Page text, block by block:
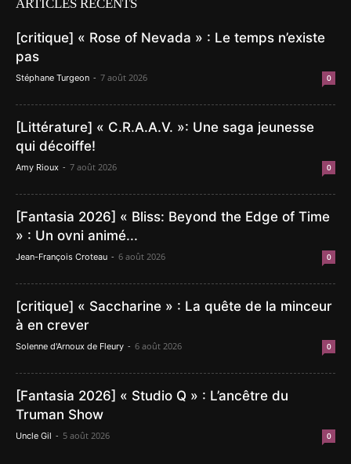
ARTICLES RÉCENTS
[critique] « Rose of Nevada » : Le temps n’existe
pas
Stéphane Turgeon - 7 août 2026 0
[Littérature] « C.R.A.A.V. »: Une saga jeunesse
qui décoiffe!
Amy Rioux - 7 août 2026 0
[Fantasia 2026] « Bliss: Beyond the Edge of Time
» : Un ovni animé...
Jean-François Croteau - 6 août 2026 0
[critique] « Saccharine » : La quête de la minceur
à en crever
Solenne d'Arnoux de Fleury - 6 août 2026 0
[Fantasia 2026] « Studio Q » : L’ancêtre du
Truman Show
Uncle Gil - 5 août 2026 0